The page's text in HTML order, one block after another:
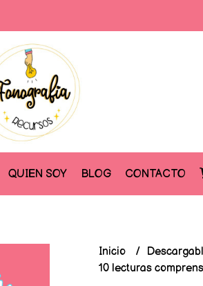
QUIEN SOY BLOG CONTACTO
Inicio
10 lecturas